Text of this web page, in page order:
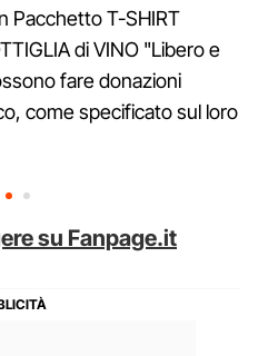
Pacchetto T-SHIRT
di VINO "Libero e
fare donazioni
come specificato sul loro
su Fanpage.it